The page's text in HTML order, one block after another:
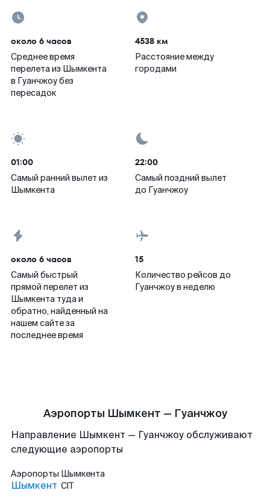
около 6 часов
Среднее время
перелета из Шымкента
в Гуанчжоу без
пересадок
4538 км
Расстояние между
городами
01:00
Самый ранний вылет из
Шымкента
22:00
Самый поздний вылет
до Гуанчжоу
около 6 часов
Самый быстрый
прямой перелет из
Шымкента туда и
обратно, найденный на
нашем сайте за
последнее время
15
Количество рейсов до
Гуанчжоу в неделю
Аэропорты Шымкент — Гуанчжоу
Направление Шымкент — Гуанчжоу обслуживают
следующие аэропорты
Аэропорты Шымкента
Шымкент CIT